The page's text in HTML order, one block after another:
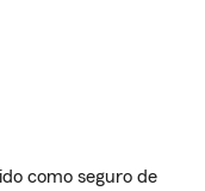
como seguro de